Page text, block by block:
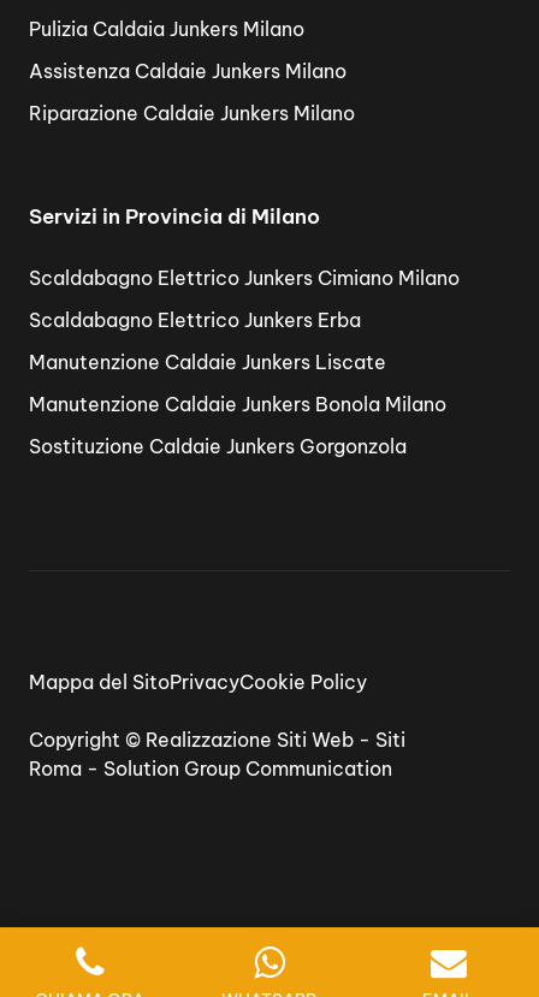
Pulizia Caldaia Junkers Milano
Assistenza Caldaie Junkers Milano
Riparazione Caldaie Junkers Milano
Servizi in Provincia di Milano
Scaldabagno Elettrico Junkers Cimiano Milano
Scaldabagno Elettrico Junkers Erba
Manutenzione Caldaie Junkers Liscate
Manutenzione Caldaie Junkers Bonola Milano
Sostituzione Caldaie Junkers Gorgonzola
Copyright © Realizzazione Siti Web - Siti
Roma - Solution Group Communication
Mappa del SitoPrivacyCookie Policy